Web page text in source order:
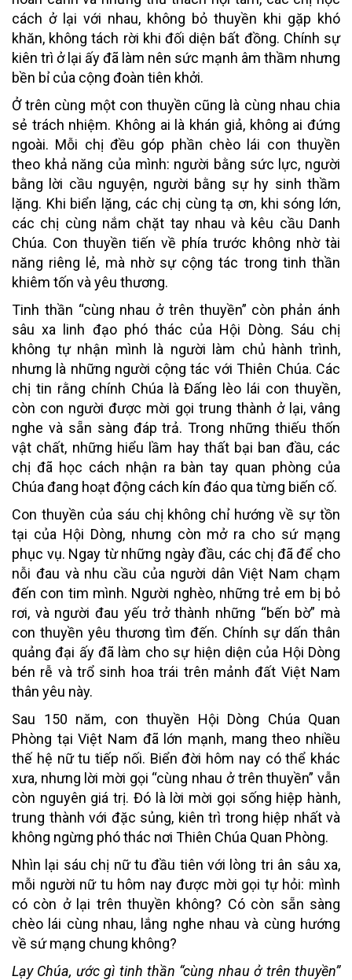
cách ở lại với nhau, không bỏ thuyền khi gặp khó
khăn, không tách rời khi đối diện bất đồng. Chính sự
kiên trì ở lại ấy đã làm nên sức mạnh âm thầm nhưng
bền bỉ của cộng đoàn tiên khởi.
Ở trên cùng một con thuyền cũng là cùng nhau chia
sẻ trách nhiệm. Không ai là khán giả, không ai đứng
ngoài. Mỗi chị đều góp phần chèo lái con thuyền
theo khả năng của mình: người bằng sức lực, người
bằng lời cầu nguyện, người bằng sự hy sinh thầm
lặng. Khi biển lặng, các chị cùng tạ ơn, khi sóng lớn,
các chị cùng nắm chặt tay nhau và kêu cầu Danh
Chúa. Con thuyền tiến về phía trước không nhờ tài
năng riêng lẻ, mà nhờ sự cộng tác trong tinh thần
khiêm tốn và yêu thương.
Tinh thần “cùng nhau ở trên thuyền” còn phản ánh
sâu xa linh đạo phó thác của Hội Dòng. Sáu chị
không tự nhận mình là người làm chủ hành trình,
nhưng là những người cộng tác với Thiên Chúa. Các
chị tin rằng chính Chúa là Đấng lèo lái con thuyền,
còn con người được mời gọi trung thành ở lại, vâng
nghe và sẵn sàng đáp trả. Trong những thiếu thốn
vật chất, những hiểu lầm hay thất bại ban đầu, các
chị đã học cách nhận ra bàn tay quan phòng của
Chúa đang hoạt động cách kín đáo qua từng biến cố.
Con thuyền của sáu chị không chỉ hướng về sự tồn
tại của Hội Dòng, nhưng còn mở ra cho sứ mạng
phục vụ. Ngay từ những ngày đầu, các chị đã để cho
nỗi đau và nhu cầu của người dân Việt Nam chạm
đến con tim mình. Người nghèo, những trẻ em bị bỏ
rơi, và người đau yếu trở thành những “bến bờ” mà
con thuyền yêu thương tìm đến. Chính sự dấn thân
quảng đại ấy đã làm cho sự hiện diện của Hội Dòng
bén rễ và trổ sinh hoa trái trên mảnh đất Việt Nam
thân yêu này.
Sau 150 năm, con thuyền Hội Dòng Chúa Quan
Phòng tại Việt Nam đã lớn mạnh, mang theo nhiều
thế hệ nữ tu tiếp nối. Biển đời hôm nay có thể khác
xưa, nhưng lời mời gọi “cùng nhau ở trên thuyền” vẫn
còn nguyên giá trị. Đó là lời mời gọi sống hiệp hành,
trung thành với đặc sủng, kiên trì trong hiệp nhất và
không ngừng phó thác nơi Thiên Chúa Quan Phòng.
Nhìn lại sáu chị nữ tu đầu tiên với lòng tri ân sâu xa,
mỗi người nữ tu hôm nay được mời gọi tự hỏi: mình
có còn ở lại trên thuyền không? Có còn sẵn sàng
chèo lái cùng nhau, lắng nghe nhau và cùng hướng
về sứ mạng chung không?
Lạy Chúa, ước gì tinh thần “cùng nhau ở trên thuyền”